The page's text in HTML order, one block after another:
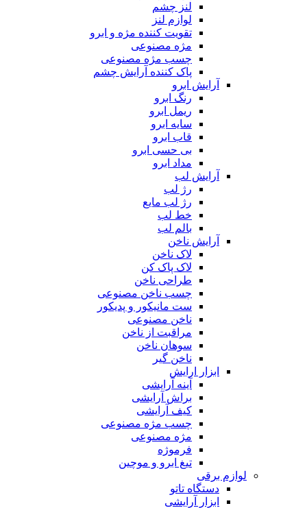
لنز چشم
لوازم لنز
تقویت کننده مژه و ابرو
مژه مصنوعی
چسب مژه مصنوعی
پاک کننده آرایش چشم
آرایش ابرو
رنگ ابرو
ریمل ابرو
سایه ابرو
قاب ابرو
بی حسی ابرو
مداد ابرو
آرایش لب
رژ لب
رژ لب مایع
خط لب
بالم لب
آرایش ناخن
لاک ناخن
لاک پاک کن
طراحی ناخن
چسب ناخن مصنوعی
ست مانیکور و پدیکور
ناخن مصنوعی
مراقبت از ناخن
سوهان ناخن
ناخن گیر
ابزار ارایش
آینه آرایشی
براش آرایشی
کیف آرایشی
چسب مژه مصنوعی
مژه مصنوعی
فرموژه
تیغ ابرو و موچین
لوازم برقی
دستگاه تاتو
ابزار آرایشی